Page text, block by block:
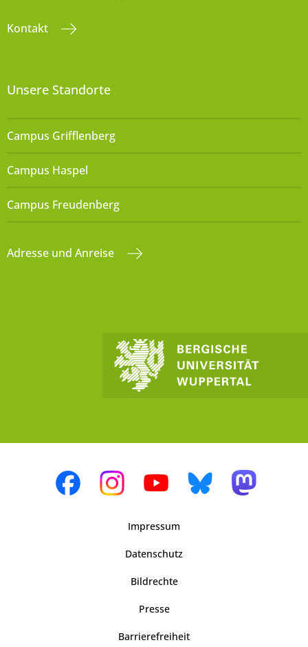
Kontakt
Unsere Standorte
Campus Grifflenberg
Campus Haspel
Campus Freudenberg
Adresse und Anreise
Impressum
Datenschutz
Bildrechte
Presse
Barrierefreiheit